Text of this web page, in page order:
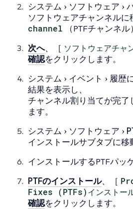
システム
ソフトウェア
ソフトウェアチャンネルに
channel
（PTFチャンネ
次へ、［ ソフトウェアチャ
確認をクリックします。
システム
イベント 履歴
結果を表示し、
チャンネル割り当てが完了
ます。
システム
ソフトウェア
インストールサブタブに移
インストールするPTFパッ
PTFのインストール、［
Fixes (PTFs)インストー
確認をクリックします。